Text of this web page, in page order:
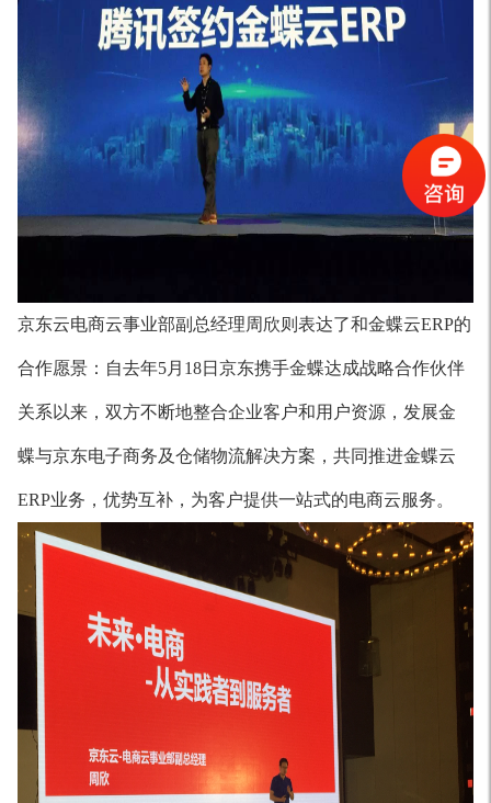
京东云电商云事业部副总经理周欣则表达了和金蝶云ERP的
合作愿景：自去年5月18日京东携手金蝶达成战略合作伙伴
关系以来，双方不断地整合企业客户和用户资源，发展金
蝶与京东电子商务及仓储物流解决方案，共同推进金蝶云
ERP业务，优势互补，为客户提供一站式的电商云服务。